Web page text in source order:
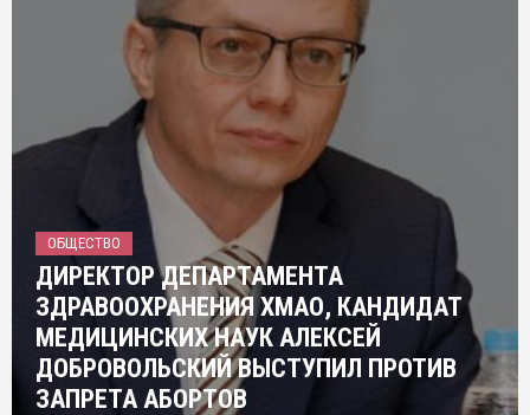
ОБЩЕСТВО
ДИРЕКТОР ДЕПАРТАМЕНТА
ЗДРАВООХРАНЕНИЯ ХМАО, КАНДИДАТ
МЕДИЦИНСКИХ НАУК АЛЕКСЕЙ
ДОБРОВОЛЬСКИЙ ВЫСТУПИЛ ПРОТИВ
ЗАПРЕТА АБОРТОВ